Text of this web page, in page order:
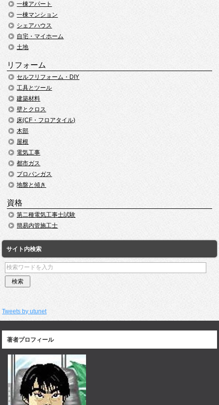
一棟アパート
一棟マンション
シェアハウス
自宅・マイホーム
土地
リフォーム
セルフリフォーム・DIY
工具とツール
建築材料
壁とクロス
床(CF・フロアタイル)
木部
屋根
電気工事
都市ガス
プロパンガス
地盤と傾き
資格
第二種電気工事士試験
簡易内管施工士
サイト内検索
Tweets by utunet
著者プロフィール